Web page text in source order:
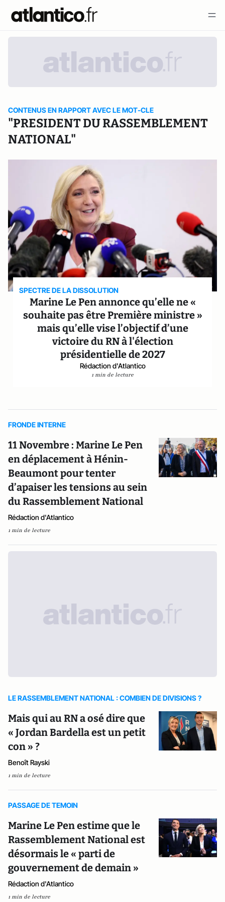
CONTENUS EN RAPPORT AVEC LE MOT-CLE
"PRESIDENT DU RASSEMBLEMENT
NATIONAL"
SPECTRE DE LA DISSOLUTION
Marine Le Pen annonce qu’elle ne «
souhaite pas être Première ministre »
mais qu’elle vise l’objectif d’une
victoire du RN à l'élection
présidentielle de 2027
Rédaction d'Atlantico
1 min de lecture
FRONDE INTERNE
11 Novembre : Marine Le Pen
en déplacement à Hénin-
Beaumont pour tenter
d’apaiser les tensions au sein
du Rassemblement National
Rédaction d'Atlantico
1 min de lecture
LE RASSEMBLEMENT NATIONAL : COMBIEN DE DIVISIONS ?
Mais qui au RN a osé dire que
« Jordan Bardella est un petit
con » ?
Benoît Rayski
1 min de lecture
PASSAGE DE TEMOIN
Marine Le Pen estime que le
Rassemblement National est
désormais le « parti de
gouvernement de demain »
Rédaction d'Atlantico
1 min de lecture